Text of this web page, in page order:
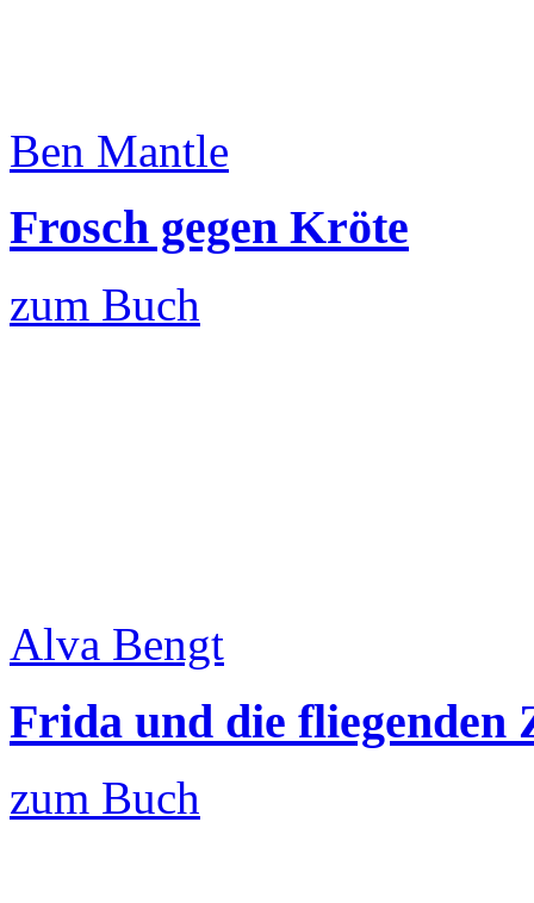
Ben Mantle
Frosch gegen Kröte
zum Buch
Alva Bengt
Frida und die fliegenden
zum Buch